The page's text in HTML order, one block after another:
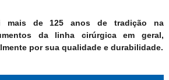
mais de 125 anos de tradição na
da linha cirúrgica em geral,
por sua qualidade e durabilidade.